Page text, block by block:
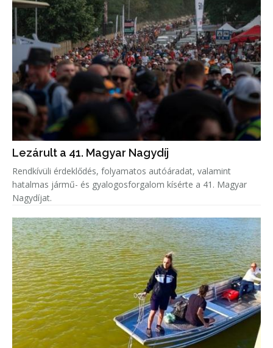
Lezárult a 41. Magyar Nagydíj
Rendkívüli érdeklődés, folyamatos autóáradat, valamint
hatalmas jármű- és gyalogosforgalom kísérte a 41. Magyar
Nagydíjat.